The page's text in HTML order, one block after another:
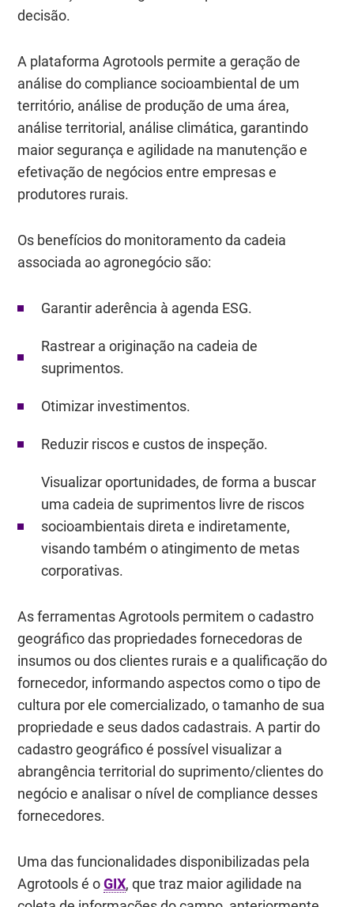
decisão.
A plataforma Agrotools permite a geração de
análise do compliance socioambiental de um
território, análise de produção de uma área,
análise territorial, análise climática, garantindo
maior segurança e agilidade na manutenção e
efetivação de negócios entre empresas e
produtores rurais.
Os benefícios do monitoramento da cadeia
associada ao agronegócio são:
Garantir aderência à agenda ESG.
Rastrear a originação na cadeia de
suprimentos.
Otimizar investimentos.
Reduzir riscos e custos de inspeção.
Visualizar oportunidades, de forma a buscar
uma cadeia de suprimentos livre de riscos
socioambientais direta e indiretamente,
visando também o atingimento de metas
corporativas.
As ferramentas Agrotools permitem o cadastro
geográfico das propriedades fornecedoras de
insumos ou dos clientes rurais e a qualificação do
fornecedor, informando aspectos como o tipo de
cultura por ele comercializado, o tamanho de sua
propriedade e seus dados cadastrais. A partir do
cadastro geográfico é possível visualizar a
abrangência territorial do suprimento/clientes do
negócio e analisar o nível de compliance desses
fornecedores.
Uma das funcionalidades disponibilizadas pela
Agrotools é oGIX, que traz maior agilidade na